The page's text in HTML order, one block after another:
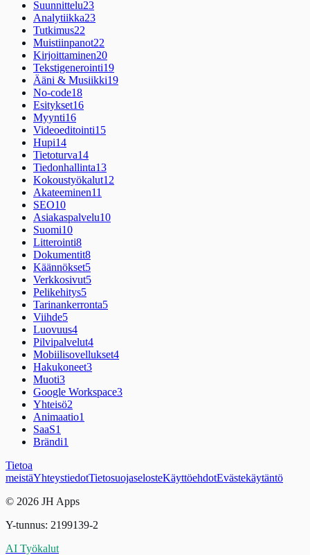
Suunnittelu23
Analytiikka23
Tutkimus22
Muistiinpanot22
Kirjoittaminen20
Tekstigenerointi19
Ääni & Musiikki19
No-code18
Esitykset16
Myynti16
Videoeditointi15
Hupi14
Tietoturva14
Tiedonhallinta13
Kokoustyökalut12
Akateeminen11
SEO10
Asiakaspalvelu10
Suomi10
Litterointi8
Dokumentit8
Käännökset5
Verkkosivut5
Pelikehitys5
Tarinankerronta5
Viihde5
Luovuus4
Pilvipalvelut4
Mobiilisovellukset4
Hakukoneet3
Muoti3
Google Workspace3
Yhteisö2
Animaatio1
SaaS1
Brändi1
Tietoa
meistäYhteystiedotTietosuojaselosteKäyttöehdotEvästekäytäntö
© 2026 JH Apps
Y-tunnus: 2199139-2
AI Työkalut